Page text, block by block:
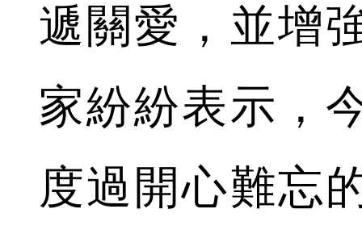
遞關愛，並增
家紛紛表示，
度過開心難忘